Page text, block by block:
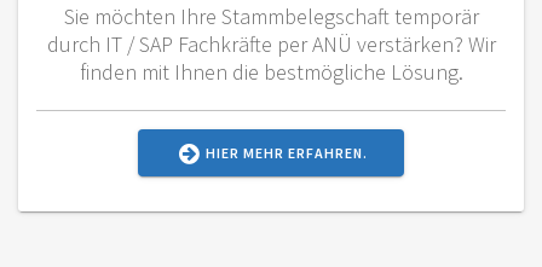
Sie möchten Ihre Stammbelegschaft temporär
durch IT / SAP Fachkräfte per ANÜ verstärken? Wir
finden mit Ihnen die bestmögliche Lösung.
HIER MEHR ERFAHREN.